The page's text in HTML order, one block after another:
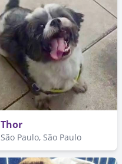
Thor
São Paulo, São Paulo